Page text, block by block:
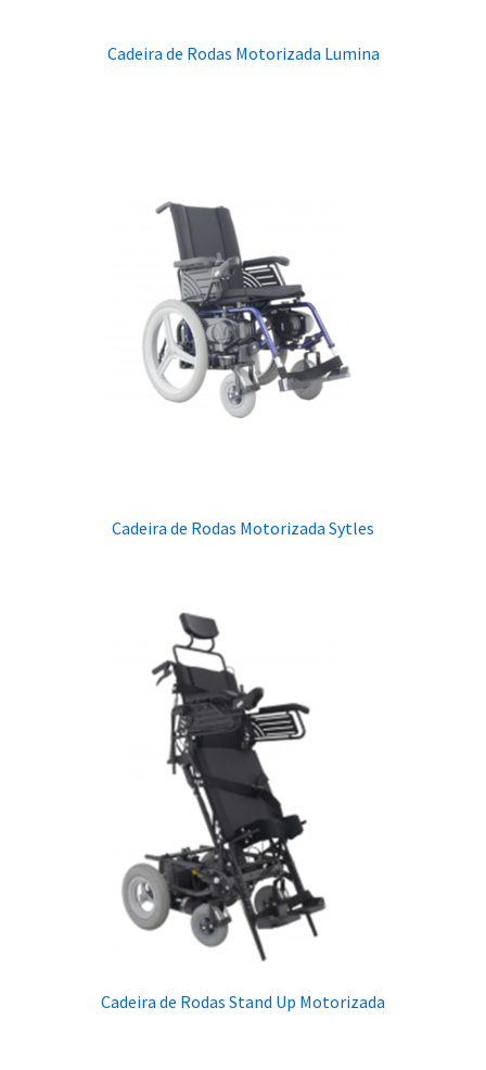
Cadeira de Rodas Motorizada Lumina
Cadeira de Rodas Motorizada Sytles
Cadeira de Rodas Stand Up Motorizada